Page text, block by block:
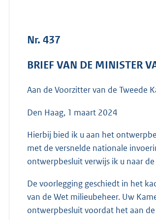
Nr. 437
BRIEF VAN DE MINISTER
Aan de Voorzitter van de Tweede
Den Haag, 1 maart 2024
Hierbij bied ik u aan het
met de versnelde nationale
ontwerpbesluit verwijs ik u naar
De voorlegging geschiedt in het
van de Wet milieubeheer. Uw
ontwerpbesluit voordat het aan